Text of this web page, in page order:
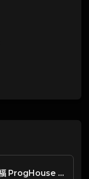
言承旭 - 要定你(Dj阿福 ProgHouse Rmx 2025 水手鼓)